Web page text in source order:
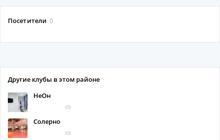
Посетители 0
Другие клубы в этом районе
НеОн
(0)
Солерно
(0)